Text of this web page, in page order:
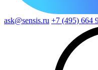
ask@sensis.ru +7 (495) 664